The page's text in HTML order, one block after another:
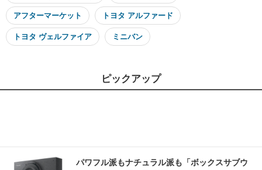
アフターマーケット トヨタ アルファード
トヨタ ヴェルファイア ミニバン
ピックアップ
パワフル派もナチュラル派も「ボックスサブウ